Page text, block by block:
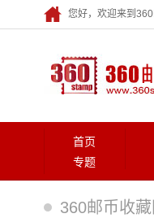
您好，欢迎来到360
首页
专题
360邮币收藏